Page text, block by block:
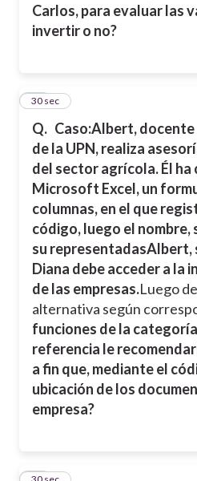
Carlos, para evaluar las
invertir o no?
Q. Caso:Albert,
de la UPN, realiza
del sector agrícola. Él ha
Microsoft Excel, un
columnas, en el que
código, luego el nombre,
su representadasAlbert,
Diana debe acceder a la
de las empresas.Luego
alternativa según
funciones de la
referencia le
a fin que, mediante el
ubicación de los
empresa?
23
30 sec